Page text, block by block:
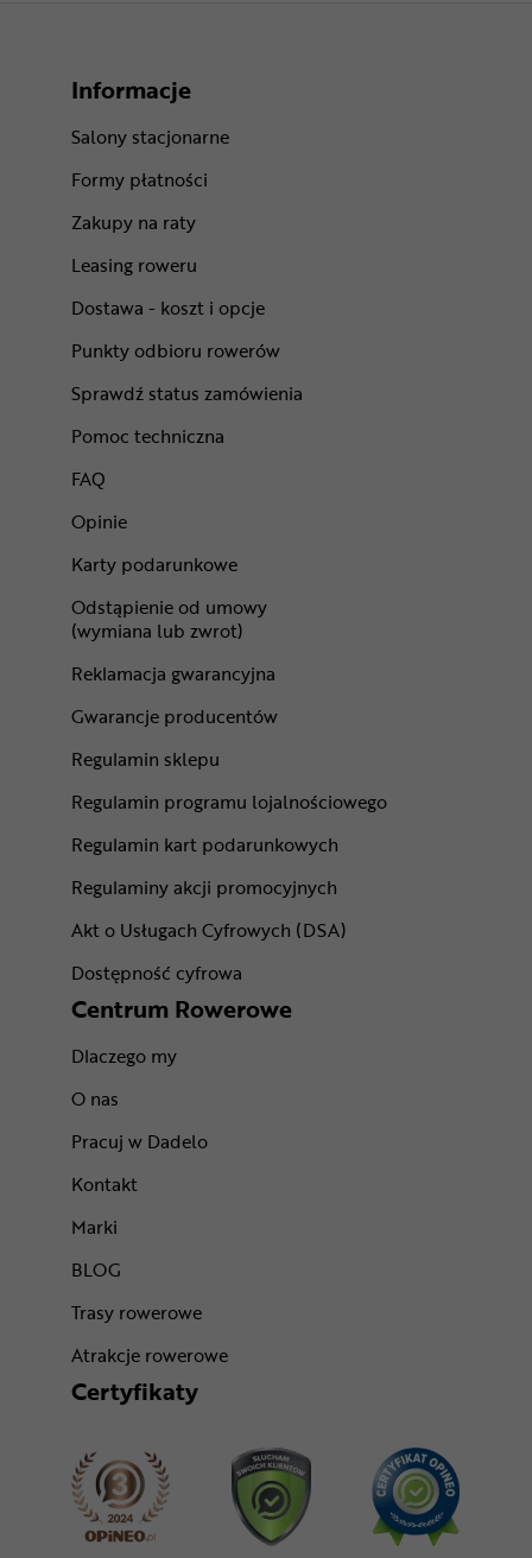
Informacje
Salony stacjonarne
Formy płatności
Zakupy na raty
Leasing roweru
Dostawa - koszt i opcje
Punkty odbioru rowerów
Sprawdź status zamówienia
Pomoc techniczna
FAQ
Opinie
Karty podarunkowe
Odstąpienie od umowy
(wymiana lub zwrot)
Reklamacja gwarancyjna
Gwarancje producentów
Regulamin sklepu
Regulamin programu lojalnościowego
Regulamin kart podarunkowych
Regulaminy akcji promocyjnych
Akt o Usługach Cyfrowych (DSA)
Dostępność cyfrowa
Centrum Rowerowe
Dlaczego my
O nas
Pracuj w Dadelo
Kontakt
Marki
BLOG
Trasy rowerowe
Atrakcje rowerowe
Certyfikaty